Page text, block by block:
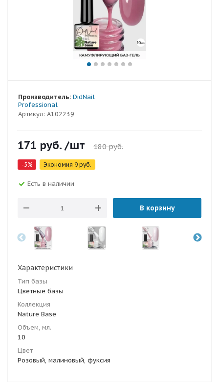
Артикул: A102239
Производитель: DidNail
Professional
171 руб. /шт 180руб.
-5% Экономия 9 руб.
Есть в наличии
В корзину
Характеристики
Тип базы
Цветные базы
Коллекция
Nature Base
Объем, мл.
10
Цвет
Розовый, малиновый, фуксия